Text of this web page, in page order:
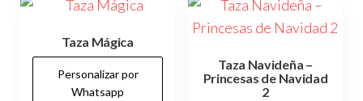
Taza Mágica
Personalizar por
Whatsapp
Taza Navideña –
Princesas de Navidad
2